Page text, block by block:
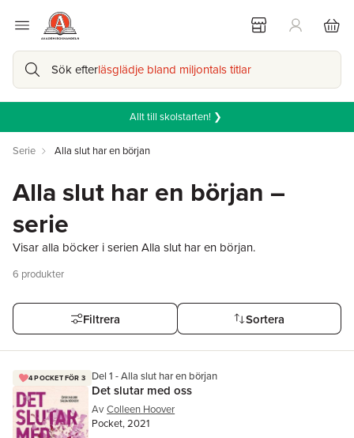
Sök efterläsglädje bland miljontals titlar
Allt till skolstarten! ❯
Serie Alla slut har en början
Alla slut har en början –
serie
Visar alla böcker i serien Alla slut har en början.
6 produkter
Filtrera Sortera
4 POCKET FÖR 3 Del 1 - Alla slut har en början
Det slutar med oss
Av Colleen Hoover
Pocket, 2021